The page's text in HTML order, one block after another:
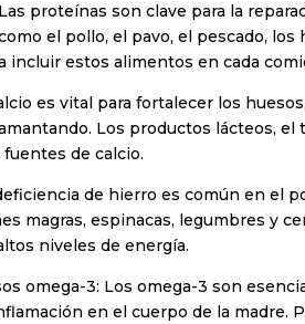
proteínas son clave para la
el pollo, el pavo, el pescado,
incluir estos alimentos en cada
es vital para fortalecer los
Los productos lácteos,
de calcio.
de hierro es común en el
magras, espinacas, legumbres y
niveles de energía.
omega-3: Los omega-3 son
en el cuerpo de la madre.